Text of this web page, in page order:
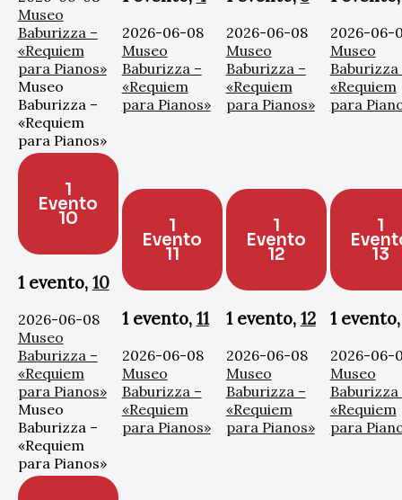
Museo
Baburizza –
«Requiem
para Pianos»
Museo
Baburizza –
«Requiem
para Pianos»
2026-06-08
Museo
Baburizza –
«Requiem
para Pianos»
2026-06-08
Museo
Baburizza –
«Requiem
para Pianos»
2026-06-
Museo
Baburizza
«Requiem
para
1
Evento
10
1 evento, 10
2026-06-08
Museo
Baburizza –
«Requiem
para Pianos»
Museo
Baburizza –
«Requiem
para Pianos»
1
Evento
11
1 evento, 11
2026-06-08
Museo
Baburizza –
«Requiem
para Pianos»
1
Evento
12
1 evento, 12
2026-06-08
Museo
Baburizza –
«Requiem
para Pianos»
1
13
1
2026-06-
Museo
Baburizza
«Requiem
para